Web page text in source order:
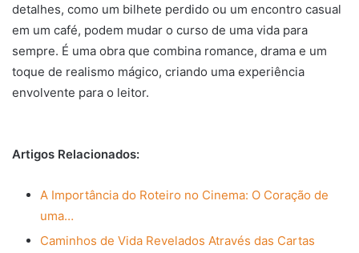
detalhes, como um bilhete perdido ou um encontro casual
em um café, podem mudar o curso de uma vida para
sempre. É uma obra que combina romance, drama e um
toque de realismo mágico, criando uma experiência
envolvente para o leitor.
Artigos Relacionados:
A Importância do Roteiro no Cinema: O Coração de
uma…
Caminhos de Vida Revelados Através das Cartas